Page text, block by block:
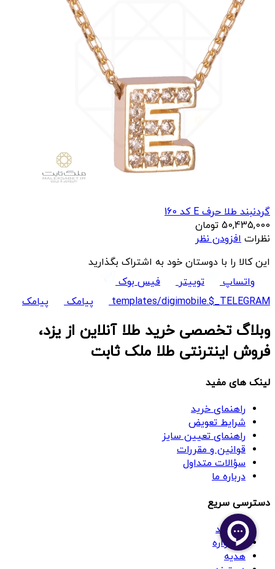
گردنبند طلا حرف E کد 160
50,435,000 تومان
نظرات افزودن نظر
این کالا را با دوستان خود به اشتراک بگذارید
واتساپ
توییتر
فیس بوک
templates/digimobile.$_TELEGRAM
پیامک پیامک
وبلاگ تخصصی خرید طلا آنلاین از یزد،
فروش اینترنتی طلا ملک ثابت
لینک های مفید
راهنمای خرید
شرایط تعویض
راهنمای تعیین سایز
قوانین و مقررات
سؤالات متداول
درباره ما
دسترسی سریع
گردنبند
گوشواره
هدیه